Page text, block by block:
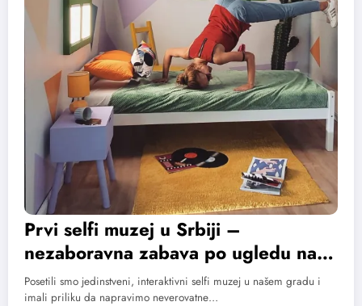
Prvi selfi muzej u Srbiji –
nezaboravna zabava po ugledu na
svetske metropole
Posetili smo jedinstveni, interaktivni selfi muzej u našem gradu i
imali priliku da napravimo neverovatne…